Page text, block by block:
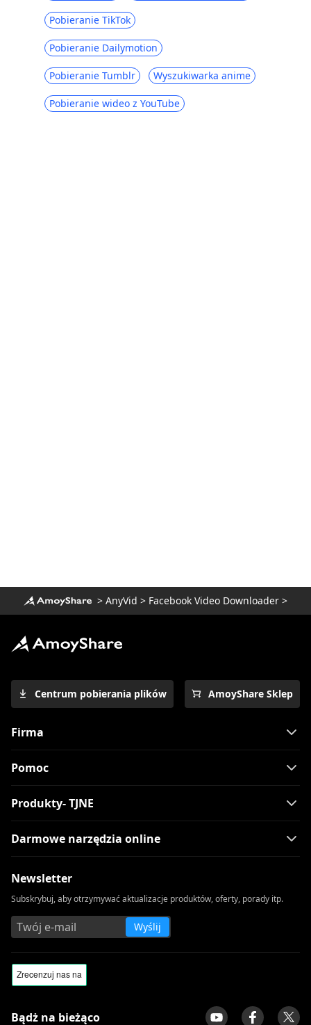
Napraw to na komputerze i telefonie
[Aktualizacja 2023]
[Sprawdzone wskazówki] Napraw filmy z
Facebooka, które nie są odtwarzane od
razu
Jak dodać muzykę do posta na Facebooku
[Profil i historia]
Pobieranie TikTok
Pobieranie Dailymotion
Pobieranie Tumblr Wyszukiwarka anime
Pobieranie wideo z YouTube
> AnyVid > Facebook Video Downloader >
Centrum pobierania plików AmoyShare Sklep
Firma
Pomoc
Produkty- TJNE
Darmowe narzędzia online
Newsletter
Subskrybuj, aby otrzymywać aktualizacje produktów, oferty, porady itp.
Wyślij
Bądż na bieżąco